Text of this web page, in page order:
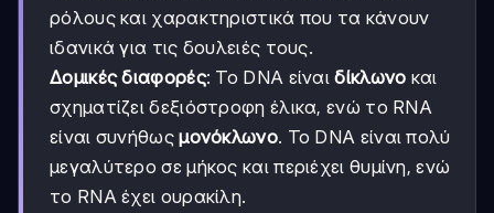
ρόλους και χαρακτηριστικά που τα κάνουν
ιδανικά για τις δουλειές τους.
Δομικές διαφορές: Το DNA είναιδίκλωνο και
σχηματίζει δεξιόστροφη έλικα, ενώ το RNA
είναι συνήθωςμονόκλωνο. Το DNA είναι πολύ
μεγαλύτερο σε μήκος και περιέχει θυμίνη, ενώ
το RNA έχει ουρακίλη.